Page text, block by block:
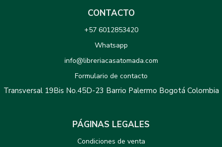
CONTACTO
+57 6012853420
Whatsapp
info@libreriacasatomada.com
Formulario de contacto
Transversal 19Bis No.45D-23 Barrio Palermo Bogotá Colombia
PÁGINAS LEGALES
Condiciones de venta